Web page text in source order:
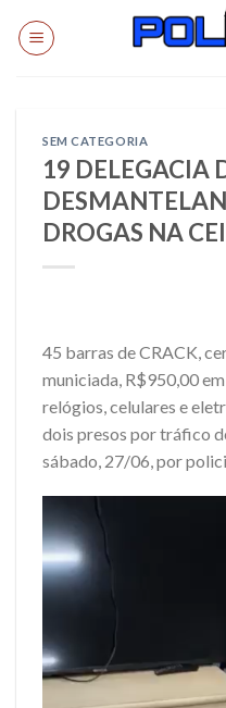
SEM CATEGORIA
19 DELEGACIA
DROGAS NA
45 barras de CRACK,
municiada, R$950,00
relógios, celulares e
dois presos por tráfico
sábado, 27/06, por
de
vídeo